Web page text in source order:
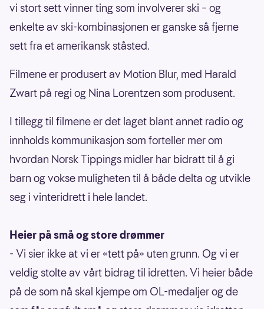
vi stort sett vinner ting som involverer ski – og
enkelte av ski-kombinasjonen er ganske så fjerne
sett fra et amerikansk ståsted.
Filmene er produsert av Motion Blur, med Harald
Zwart på regi og Nina Lorentzen som produsent.
I tillegg til filmene er det laget blant annet radio og
innholds kommunikasjon som forteller mer om
hvordan Norsk Tippings midler har bidratt til å gi
barn og vokse muligheten til å både delta og utvikle
seg i vinteridrett i hele landet.
Heier på små og store drømmer
- Vi sier ikke at vi er «tett på» uten grunn. Og vi er
veldig stolte av vårt bidrag til idretten. Vi heier både
på de som nå skal kjempe om OL-medaljer og de